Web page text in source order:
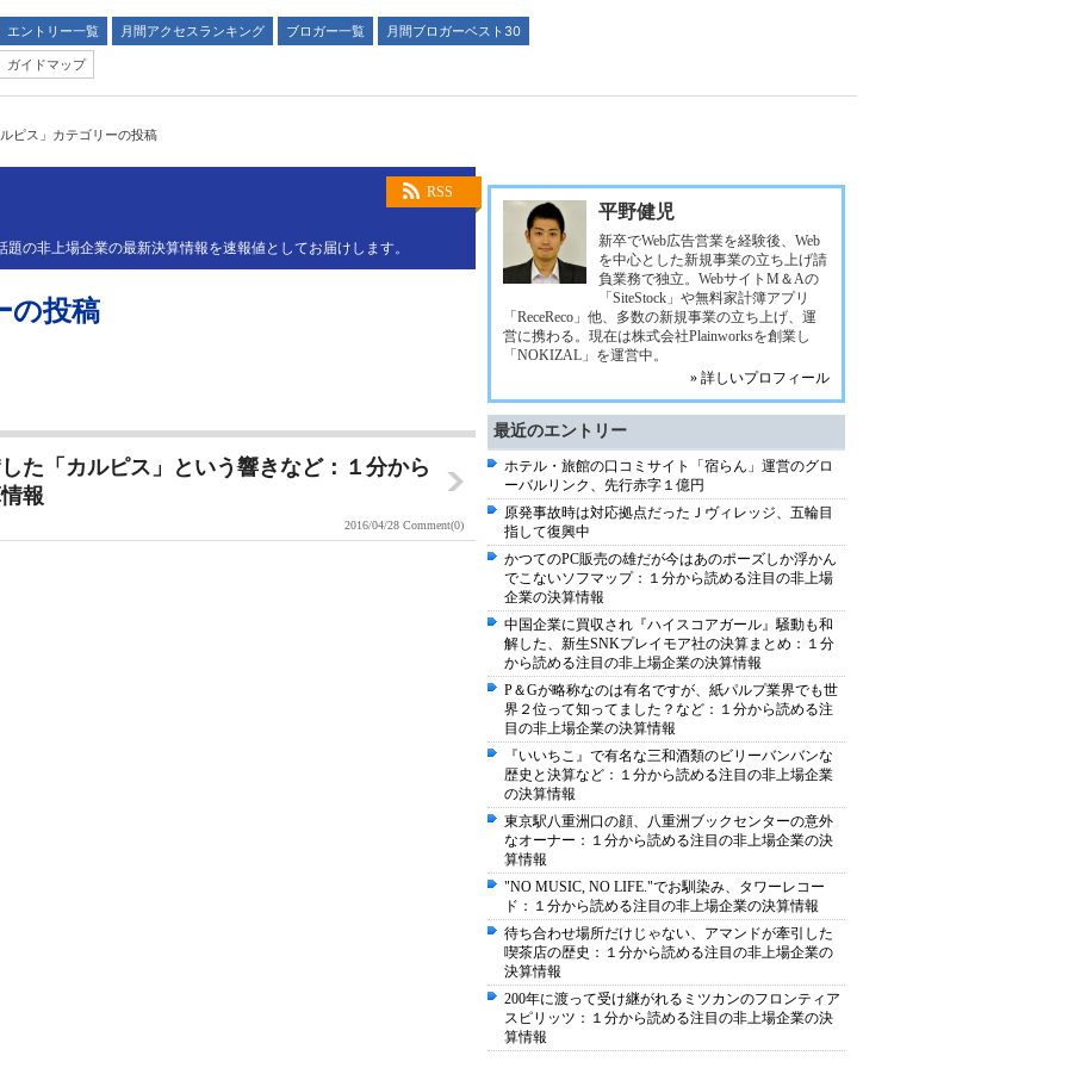
エントリー一覧 月間アクセスランキング ブロガー一覧
月間ブロガーベスト30
ガイドマップ
ルピス」カテゴリーの投稿
RSS
の非上場企業の最新決算情報を速報値としてお届けします。
の投稿
た「カルピス」という響きなど：１分から
報
2016/04/28 Comment(0)
平野健児
新卒でWeb広告営業を経験後、Web
を中心とした新規事業の立ち上げ請
負業務で独立。WebサイトM＆Aの
「SiteStock」や無料家計簿アプリ
「ReceReco」他、多数の新規事業の立ち上げ、運
営に携わる。現在は株式会社Plainworksを創業し
「NOKIZAL」を運営中。
» 詳しいプロフィール
最近のエントリー
ホテル・旅館の口コミサイト「宿らん」運営のグロ
ーバルリンク、先行赤字１億円
原発事故時は対応拠点だったＪヴィレッジ、五輪目
指して復興中
かつてのPC販売の雄だが今はあのポーズしか浮かん
でこないソフマップ：１分から読める注目の非上場
企業の決算情報
中国企業に買収され『ハイスコアガール』騒動も和
解した、新生SNKプレイモア社の決算まとめ：１分
から読める注目の非上場企業の決算情報
P＆Gが略称なのは有名ですが、紙パルプ業界でも世
界２位って知ってました？など：１分から読める注
目の非上場企業の決算情報
『いいちこ』で有名な三和酒類のビリーバンバンな
歴史と決算など：１分から読める注目の非上場企業
の決算情報
東京駅八重洲口の顔、八重洲ブックセンターの意外
なオーナー：１分から読める注目の非上場企業の決
算情報
"NO MUSIC, NO LIFE."でお馴染み、タワーレコー
ド：１分から読める注目の非上場企業の決算情報
待ち合わせ場所だけじゃない、アマンドが牽引した
喫茶店の歴史：１分から読める注目の非上場企業の
決算情報
200年に渡って受け継がれるミツカンのフロンティア
スピリッツ：１分から読める注目の非上場企業の決
算情報